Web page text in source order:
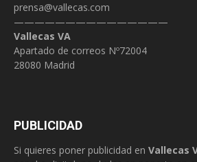
prensa@vallecas.com
———————————————
Vallecas VA
Apartado de correos Nº72004
28080 Madrid
PUBLICIDAD
Si quieres poner publicidad en Vallecas